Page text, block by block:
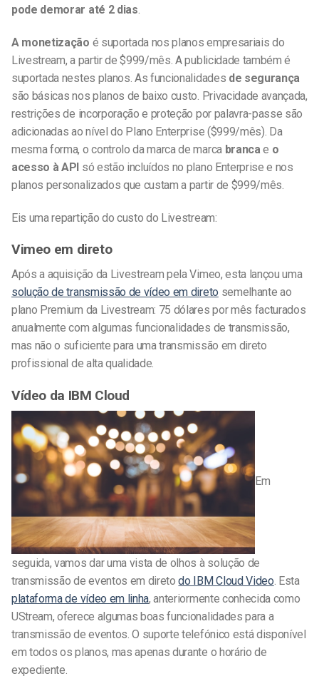
pode demorar até 2 dias.
A monetização é suportada nos planos empresariais do
Livestream, a partir de $999/mês. A publicidade também é
suportada nestes planos. As funcionalidades de segurança
são básicas nos planos de baixo custo. Privacidade avançada,
restrições de incorporação e proteção por palavra-passe são
adicionadas ao nível do Plano Enterprise ($999/mês). Da
mesma forma, o controlo da marca de marca brancae o
acesso à API só estão incluídos no plano Enterprise e nos
planos personalizados que custam a partir de $999/mês.
Eis uma repartição do custo do Livestream:
Vimeo em direto
Após a aquisição da Livestream pela Vimeo, esta lançou uma
solução de transmissão de vídeo em direto semelhante ao
plano Premium da Livestream: 75 dólares por mês facturados
anualmente com algumas funcionalidades de transmissão,
mas não o suficiente para uma transmissão em direto
profissional de alta qualidade.
Vídeo da IBM Cloud
Em
seguida, vamos dar uma vista de olhos à solução de
transmissão de eventos em diretodo IBM Cloud Video . Esta
plataforma de vídeo em linha, anteriormente conhecida como
UStream, oferece algumas boas funcionalidades para a
transmissão de eventos. O suporte telefónico está disponível
em todos os planos, mas apenas durante o horário de
expediente.